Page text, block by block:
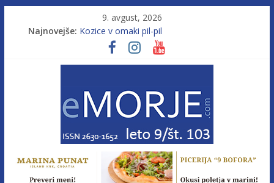
9. avgust, 2026
Najnovejše: Kozice v omaki pil-pil
Leto 9, št. 103; Licenca brez morja
Od morja do gorja 11